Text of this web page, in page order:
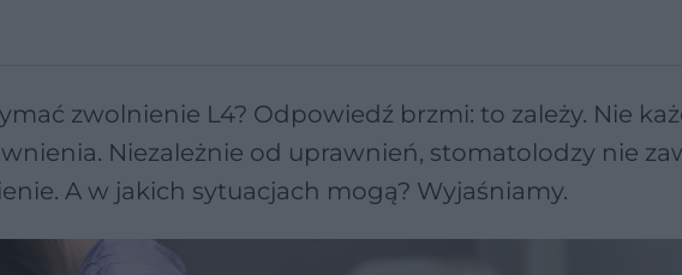
zwolnienie L4? Odpowiedź brzmi: to zależy. Nie
Niezależnie od uprawnień, stomatolodzy nie
A w jakich sytuacjach mogą? Wyjaśniamy.